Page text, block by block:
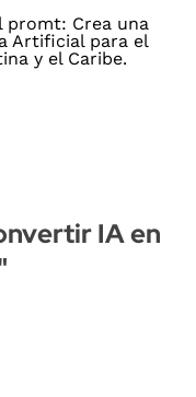
IA en